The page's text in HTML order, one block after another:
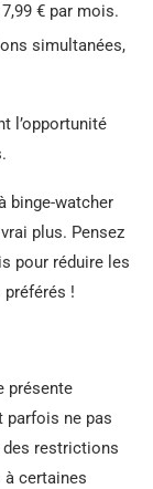
€ par mois.
simultanées,
l’opportunité
binge-watcher
plus. Pensez
pour réduire les
!
présente
parfois ne pas
restrictions
à certaines